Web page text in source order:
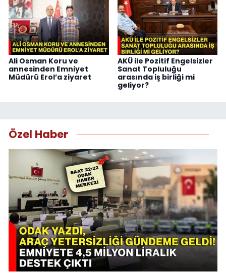
Ali Osman Koru ve
annesinden Emniyet
Müdürü Erol’a ziyaret
AKÜ ile Pozitif Engelsizler
Sanat Topluluğu
arasında iş birliği mi
geliyor?
Özel Haber